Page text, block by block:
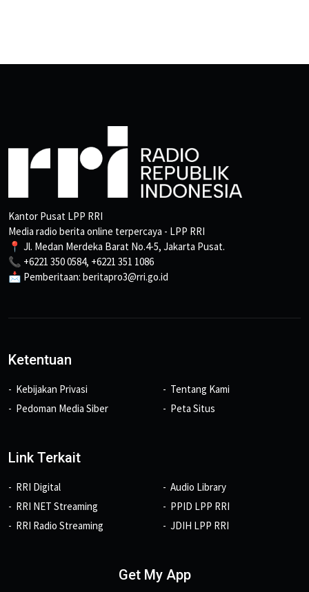
Kantor Pusat LPP RRI
Media radio berita online terpercaya - LPP RRI
📍 Jl. Medan Merdeka Barat No.4-5, Jakarta Pusat.
📞 +6221 350 0584, +6221 351 1086
📩 Pemberitaan: beritapro3@rri.go.id
Ketentuan
Kebijakan Privasi
Pedoman Media Siber
Tentang Kami
Peta Situs
Link Terkait
RRI Digital
RRI NET Streaming
RRI Radio Streaming
Audio Library
PPID LPP RRI
JDIH LPP RRI
Get My App